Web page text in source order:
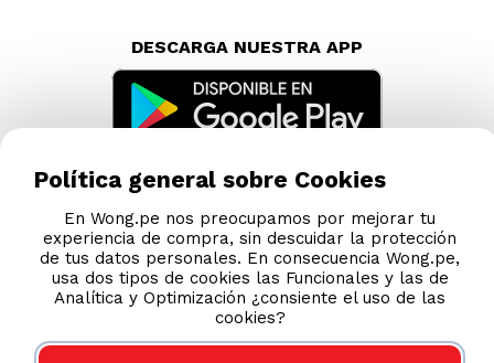
DESCARGA NUESTRA APP
Política general sobre Cookies
En Wong.pe nos preocupamos por mejorar tu
experiencia de compra, sin descuidar la protección
de tus datos personales. En consecuencia Wong.pe,
usa dos tipos de cookies las Funcionales y las de
Analítica y Optimización ¿consiente el uso de las
cookies?